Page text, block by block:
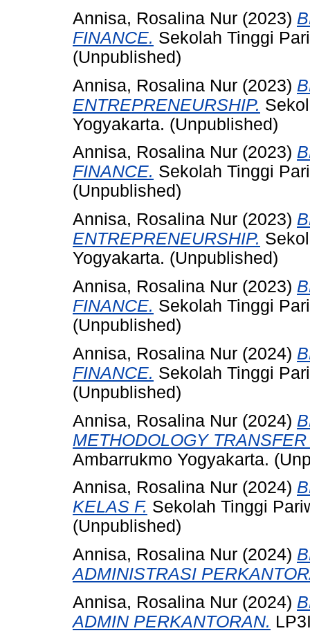
Annisa, Rosalina Nur (2023)
FINANCE. Sekolah Tinggi
(Unpublished)
Annisa, Rosalina Nur (2023)
ENTREPRENEURSHIP.
Yogyakarta. (Unpublished)
Annisa, Rosalina Nur (2023)
FINANCE. Sekolah Tinggi
(Unpublished)
Annisa, Rosalina Nur (2023)
ENTREPRENEURSHIP.
Yogyakarta. (Unpublished)
Annisa, Rosalina Nur (2023)
FINANCE. Sekolah Tinggi
(Unpublished)
Annisa, Rosalina Nur (2024)
FINANCE. Sekolah Tinggi
(Unpublished)
Annisa, Rosalina Nur (2024)
METHODOLOGY
Ambarrukmo Yogyakarta.
Annisa, Rosalina Nur (2024)
KELAS F. Sekolah Tinggi
(Unpublished)
Annisa, Rosalina Nur (2024)
ADMINISTRASI
Annisa, Rosalina Nur (2024)
ADMIN PERKANTORAN.